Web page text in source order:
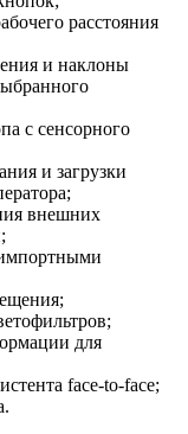
расстояния
и наклоны
с сенсорного
и загрузки
внешних
для
face-to-face;